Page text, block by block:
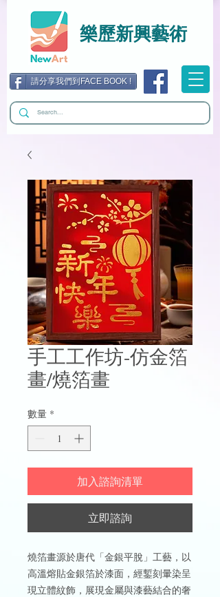
請分享我們到FACE BOOK !
樂歷新興藝術
手工工作坊-仿金箔
畫/燒箔畫
數量 *
加入諮詢清單
立即諮詢
燒箔畫源於唐代「金銀平脫」工藝，以
高溫熔貼金銀箔於漆面，經鏨刻暈染呈
現立體紋飾，展現金屬與漆藝結合的奢